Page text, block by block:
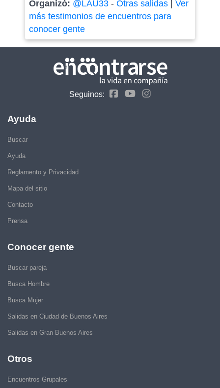
Organizó: @LAU33- Otras salidas| Ver
más testimonios de encuentros para
conocer gente
Seguinos:
Ayuda
Buscar
Ayuda
Reglamento y Privacidad
Mapa del sitio
Contacto
Prensa
Conocer gente
Buscar pareja
Busca Hombre
Busca Mujer
Salidas en Ciudad de Buenos Aires
Salidas en Gran Buenos Aires
Otros
Encuentros Grupales